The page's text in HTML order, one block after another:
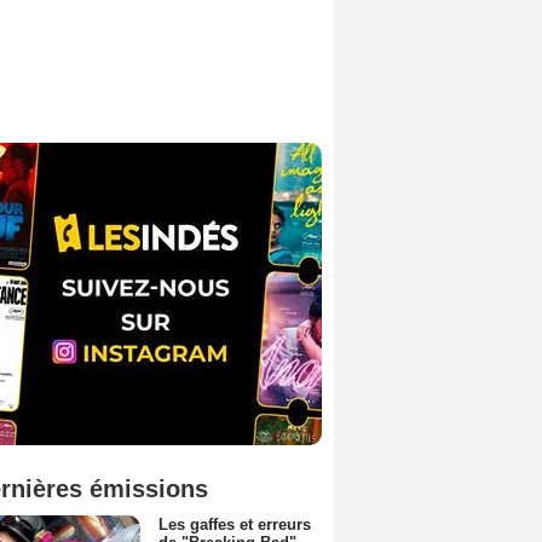
émissions
Les gaffes et erreurs